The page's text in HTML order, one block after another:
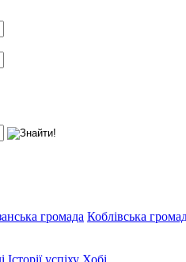
громада Коблівська
Історії успіху Хобі